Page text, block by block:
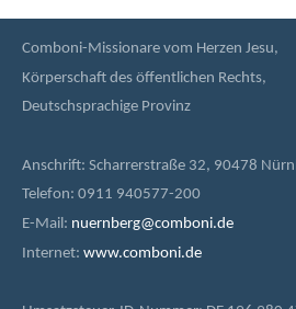
Comboni-Missionare vom Herzen Jesu,
Körperschaft des öffentlichen Rechts,
Deutschsprachige Provinz
Anschrift: Scharrerstraße 32, 90478
Telefon: 0911 940577-200
E-Mail: nuernberg@comboni.de
Internet: www.comboni.de